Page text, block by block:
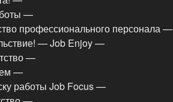
—
профессионального персонала —
— Job Enjoy —
—
—
работы Job Focus —